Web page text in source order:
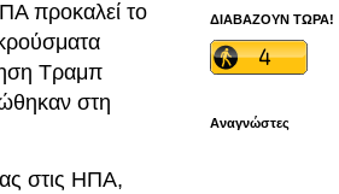
προκαλεί το
Τραμπ
στη
στις ΗΠΑ,
ΔΙΑΒΑΖΟΥΝ ΤΩΡΑ!
Αναγνώστες